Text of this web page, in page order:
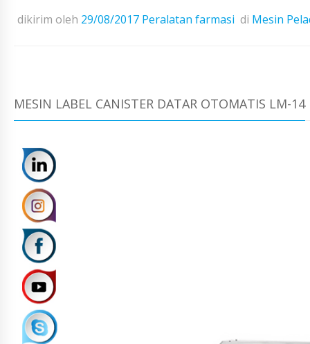
dikirim oleh 29/08/2017 Peralatan farmasi di Mesin
MESIN LABEL CANISTER DATAR OTOMATIS LM-14